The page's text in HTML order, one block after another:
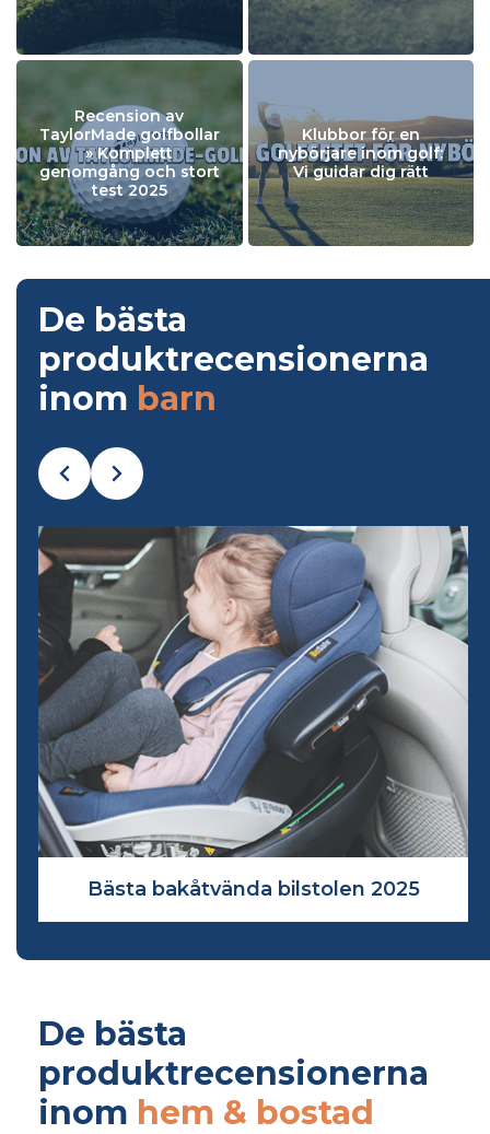
Recension av
TaylorMade golfbollar
» Komplett
genomgång och stort
test 2025
Klubbor för en
nybörjare inom golf:
Vi guidar dig rätt
De bästa
produktrecensionerna
inom barn
Bästa amningsprodukter 2025
De bästa
produktrecensionerna
inom hem & bostad